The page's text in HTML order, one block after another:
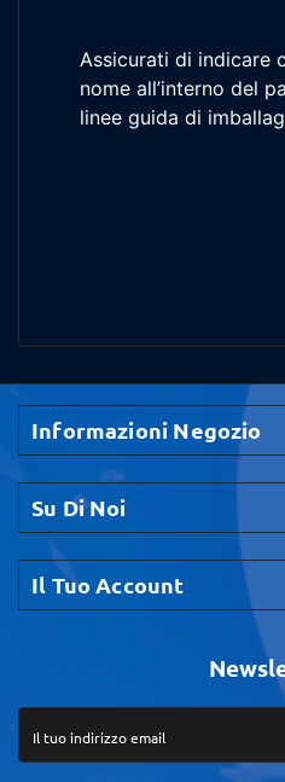
Assicurati di indicare
nome all’interno del
linee guida di
Informazioni Negozio
Su Di Noi
Il Tuo Account